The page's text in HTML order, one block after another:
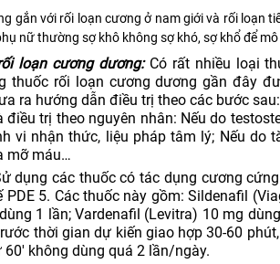
gắn với rối loạn cương ở nam giới và rối loạn
nữ thường sợ khô không sợ khó, sợ khổ để
loạn cương dương: Có rất nhiều loại
thuốc rối loạn cương dương gần đây
ra hướng dẫn điều trị theo các bước sau:
trị theo nguyên nhân: Nếu do
vi nhận thức, liệu pháp tâm lý; Nếu do
mỡ máu…
dụng các thuốc có tác dụng cương
PDE 5. Các thuốc này gồm: Sildenafil
1 lần; Vardenafil (Levitra) 10 mg
thời gian dự kiến giao hợp 30-60
không dùng quá 2 lần/ngày.